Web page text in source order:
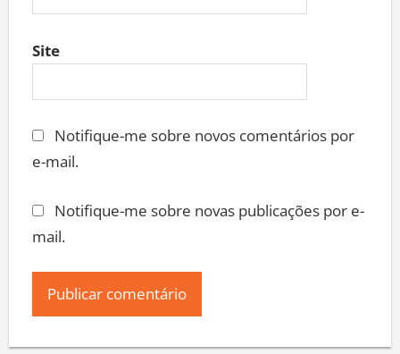
Site
Notifique-me sobre novos comentários por
e-mail.
Notifique-me sobre novas publicações por e-
mail.